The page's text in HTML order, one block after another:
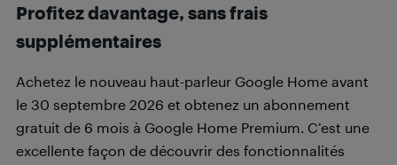
Profitez davantage, sans frais
supplémentaires
Achetez le nouveau haut-parleur Google Home avant
le 30 septembre 2026 et obtenez un abonnement
gratuit de 6 mois à Google Home Premium. C’est une
excellente façon de découvrir des fonctionnalités